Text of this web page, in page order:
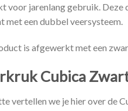
voor jarenlang gebruik.
met een dubbel veersysteem.
is afgewerkt met een
Cubica
vertellen we je hier over de